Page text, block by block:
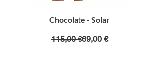
Chocolate - Solar
Prezzo regolare
115,00 €Prezzo scontato
69,00 €